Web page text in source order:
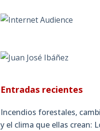
Entradas recientes
Incendios forestales,
y el clima que ellas crean: